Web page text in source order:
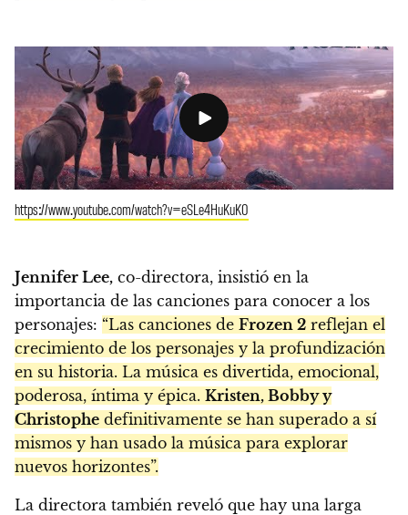
https://www.youtube.com/watch?v=eSLe4HuKuK0
Jennifer Lee, co-directora, insistió en la
importancia de las canciones para conocer a los
personajes: “Las canciones de Frozen 2 reflejan el
crecimiento de los personajes y la profundización
en su historia. La música es divertida, emocional,
poderosa, íntima y épica. Kristen, Bobby y
Christophe definitivamente se han superado a sí
mismos y han usado la música para explorar
nuevos horizontes”.
La directora también reveló que hay una larga